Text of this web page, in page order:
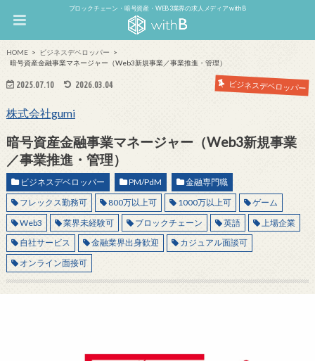
ブロックチェーン・暗号資産・WEB3業界の求人メディア withB
HOME
ビジネスデベロッパー
暗号資産金融事業マネージャー（Web3新規事業／事業推進・管理）
2025.07.10 2026.03.04 ビジネスデベロッパー
株式会社gumi
暗号資産金融事業マネージャー（Web3新規事業
／事業推進・管理）
ビジネスデベロッパー PM/PdM
金融専門職
フレックス勤務可
800万以上可 1000万以上可
ゲーム
Web3
業界未経験可 ブロックチェーン 英語
上場企業
自社サービス
金融業界出身歓迎
カジュアル面談可
オンライン面接可